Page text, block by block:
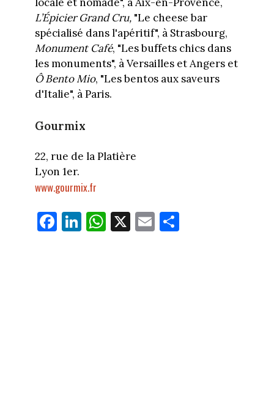
L’Épicier Grand Cru,"Le cheese bar
spécialisé dans l'apéritif", à Strasbourg,
Monument Café, "Les buffets chics dans
les monuments", à Versailles et Angers et
Ô Bento Mio, "Les bentos aux saveurs
d'Italie", à Paris.
Gourmix
22, rue de la Platière
Lyon 1er.
www.gourmix.fr
Fa
ce
Li
nk
W
ha
X E
m
Pa